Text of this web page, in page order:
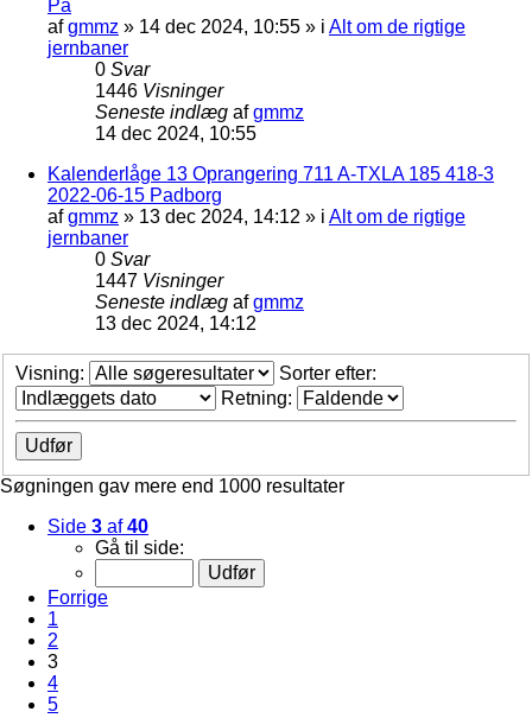
Pa
afgmmz » 14 dec 2024, 10:55 » i Alt om de rigtige
jernbaner
0 Svar
1446 Visninger
Seneste indlæg afgmmz
14 dec 2024, 10:55
Kalenderlåge 13 Oprangering 711 A-TXLA 185 418-3
2022-06-15 Padborg
afgmmz » 13 dec 2024, 14:12 » i Alt om de rigtige
jernbaner
0 Svar
1447 Visninger
Seneste indlæg afgmmz
13 dec 2024, 14:12
Visning:
Sorter efter:
Retning:
Søgningen gav mere end 1000 resultater
Side 3 af40
Gå til side:
Forrige
1
2
3
4
5